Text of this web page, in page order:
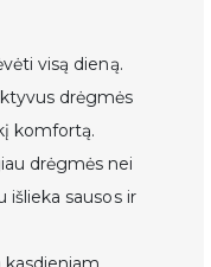
visą dieną.
drėgmės
komfortą.
drėgmės nei
išlieka sausos ir
jūsų duomenis,